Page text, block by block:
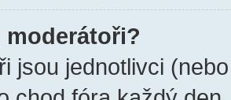
moderátoři?
jsou jednotlivci